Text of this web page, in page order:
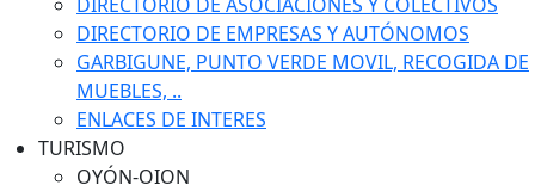
DIRECTORIO DE EMPRESAS Y AUTÓNOMOS
GARBIGUNE, PUNTO VERDE MOVIL, RECOGIDA DE
MUEBLES, ..
ENLACES DE INTERES
TURISMO
OYÓN-OION